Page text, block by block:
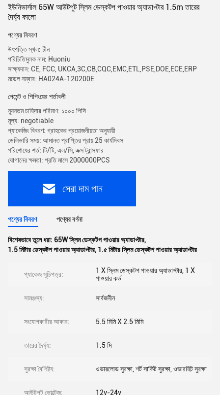
ইউনিভার্সাল 65W আউটপুট স্লিম ডেস্কটপ পাওয়ার অ্যাডাপ্টার 1.5m তারের
দৈর্ঘ্য কালো
পণ্যের বিবরণ
উৎপত্তি স্থল: চীন
পরিচিতিমুলক নাম: Huoniu
সাক্ষ্যদান: CE, FCC, UKCA,3C,CB,CQC,EMC,ETL,PSE,DOE,ECE,ERP
মডেল নম্বার: HA024A-120200E
পেমেন্ট ও শিপিংয়ের শর্তাবলী
ন্যূনতম চাহিদার পরিমাণ: ১০০০ পিসি
মূল্য: negotiable
প্যাকেজিং বিবরণ: গ্রাহকের প্রয়োজনীয়তা অনুযায়ী
ডেলিভারি সময়: আমানত প্রাপ্তির প্রায় 25 কার্যদিবস
পরিশোধের শর্ত: টি/টি, এল/সি, এক্স ট্রান্সফার
যোগানের ক্ষমতা: প্রতি মাসে 2000000PCS
সেরা দাম পান
পণ্যের বিবরণ পণ্যের বর্ণনা
বিশেষভাবে তুলে ধরা: 65W স্লিম ডেস্কটপ পাওয়ার অ্যাডাপ্টার,
1.5 মিটার ডেস্কটপ পাওয়ার অ্যাডাপ্টার, 1.৫ মিটার স্লিম ডেস্কটপ পাওয়ার অ্যাডাপ্টার
প্যাকেজ সূচিপত্র:
1 X স্লিম ডেস্কটপ পাওয়ার অ্যাডাপ্টার, 1 X
পাওয়ার কর্ড
সামঞ্জস্য: সার্বজনীন
সংযোগকারীর আকার: 5.5 মিমি X 2.5 মিমি
তারের দৈর্ঘ্য: 1.5 মি
সুরক্ষা বৈশিষ্ট্য: ওভারলোড সুরক্ষা, শর্ট সার্কিট সুরক্ষা, ওভারহিট সুরক্ষা
আউটপুট ভোল্টেজ: 12v-24v